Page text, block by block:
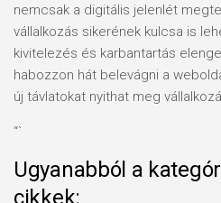
nemcsak a digitális jelenlét
vállalkozás sikerének kulcsa is
kivitelezés és karbantartás
habozzon hát belevágni a
új távlatokat nyithat meg
“`
Ugyanabból a
cikkek: